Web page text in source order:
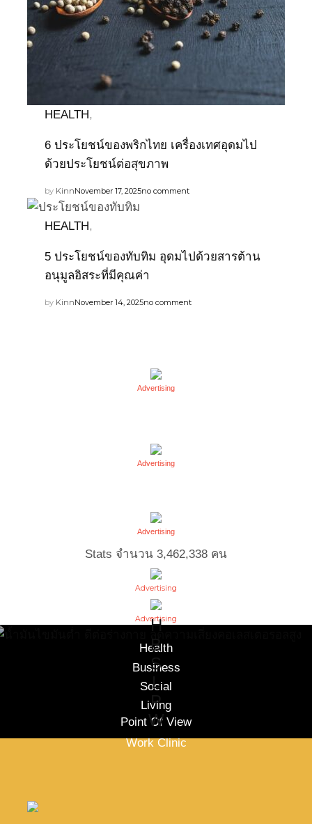
HEALTH,
6 ประโยชน์ของพริกไทย เครื่องเทศอุดมไป
ด้วยประโยชน์ต่อสุขภาพ
by KinnNovember 17, 2025no comment
HEALTH,
5 ประโยชน์ของทับทิม อุดมไปด้วยสารต้าน
อนุมูลอิสระที่มีคุณค่า
by KinnNovember 14, 2025no comment
Advertising
Advertising
Advertising
Stats จำนวน 3,462,338 คน
Advertising
Advertising
H
Health
B
Business
S
Social
L
Living
P
Point Of View
W
Work Clinic